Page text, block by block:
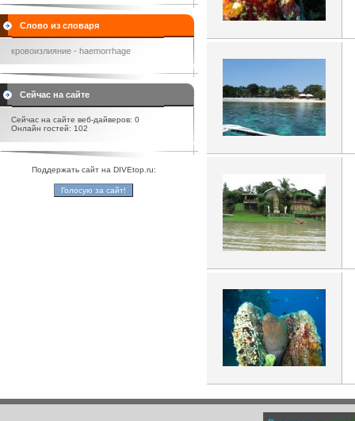
Слово из словаря
кровоизлияние - haemorrhage
Сейчас на сайте
Сейчас на сайте веб-дайверов: 0
Онлайн гостей: 102
Поддержать сайт на DIVEtop.ru: